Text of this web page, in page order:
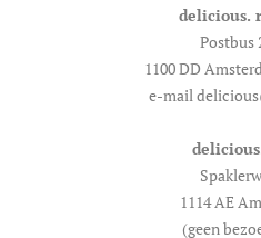
delicious.
Postbus
1100 DD
e-mail
1114 AE
(geen